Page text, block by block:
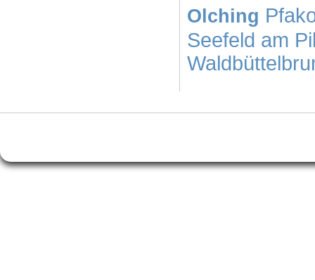
Olching
Seefeld am